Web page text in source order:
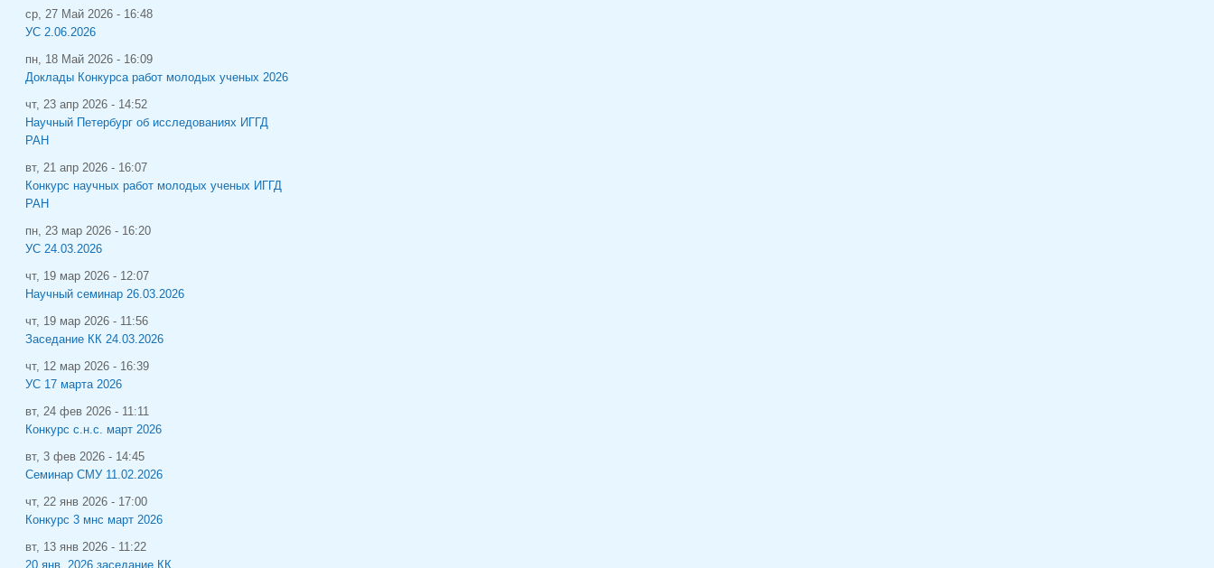
ср, 27 Май 2026 - 16:48
УС 2.06.2026
пн, 18 Май 2026 - 16:09
Доклады Конкурса работ молодых ученых 2026
чт, 23 апр 2026 - 14:52
Научный Петербург об исследованиях ИГГД
РАН
вт, 21 апр 2026 - 16:07
Конкурс научных работ молодых ученых ИГГД
РАН
пн, 23 мар 2026 - 16:20
УС 24.03.2026
чт, 19 мар 2026 - 12:07
Научный семинар 26.03.2026
чт, 19 мар 2026 - 11:56
Заседание КК 24.03.2026
чт, 12 мар 2026 - 16:39
УС 17 марта 2026
вт, 24 фев 2026 - 11:11
Конкурс с.н.с. март 2026
вт, 3 фев 2026 - 14:45
Семинар СМУ 11.02.2026
чт, 22 янв 2026 - 17:00
Конкурс 3 мнс март 2026
вт, 13 янв 2026 - 11:22
20 янв. 2026 заседание КК